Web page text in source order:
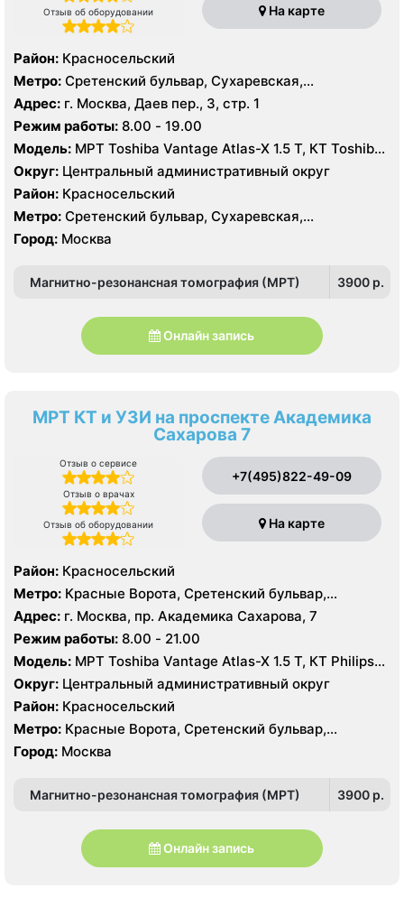
Отзыв об оборудовании На карте
Район: Красносельский
Метро: Сретенский бульвар, Сухаревская,
Тургеневская
Адрес: г. Москва, Даев пер., 3, стр. 1
Режим работы: 8.00 - 19.00
Модель: МРТ Toshiba Vantage Atlas-X 1.5 Т, КТ Toshiba
Aquilion 64 среза, УЗИ
Округ: Центральный административный округ
Район: Красносельский
Метро: Сретенский бульвар, Сухаревская,
Тургеневская
Город: Москва
Магнитно-резонансная томография (МРТ) 3900 p.
Онлайн запись
МРТ КТ и УЗИ на проспекте Академика
Сахарова 7
Отзыв о сервисе
Отзыв о врачах
Отзыв об оборудовании
+7(495)822-49-09
На карте
Район: Красносельский
Метро: Красные Ворота, Сретенский бульвар,
Тургеневская
Адрес: г. Москва, пр. Академика Сахарова, 7
Режим работы: 8.00 - 21.00
Модель: МРТ Toshiba Vantage Atlas-X 1.5 Т, КТ Philips
Ingenuity Elite 128 срезов, УЗИ
Округ: Центральный административный округ
Район: Красносельский
Метро: Красные Ворота, Сретенский бульвар,
Тургеневская
Город: Москва
Магнитно-резонансная томография (МРТ) 3900 p.
Онлайн запись